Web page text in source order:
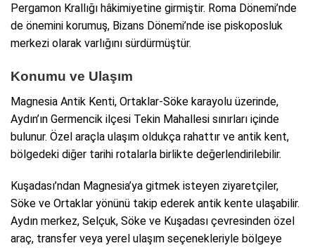
Pergamon Krallığı hâkimiyetine girmiştir. Roma Dönemi’nde
de önemini korumuş, Bizans Dönemi’nde ise piskoposluk
merkezi olarak varlığını sürdürmüştür.
Konumu ve Ulaşım
Magnesia Antik Kenti, Ortaklar-Söke karayolu üzerinde,
Aydın’ın Germencik ilçesi Tekin Mahallesi sınırları içinde
bulunur. Özel araçla ulaşım oldukça rahattır ve antik kent,
bölgedeki diğer tarihi rotalarla birlikte değerlendirilebilir.
Kuşadası’ndan Magnesia’ya gitmek isteyen ziyaretçiler,
Söke ve Ortaklar yönünü takip ederek antik kente ulaşabilir.
Aydın merkez, Selçuk, Söke ve Kuşadası çevresinden özel
araç, transfer veya yerel ulaşım seçenekleriyle bölgeye